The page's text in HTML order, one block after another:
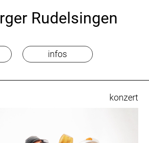
Rudelsingen
infos
konzert